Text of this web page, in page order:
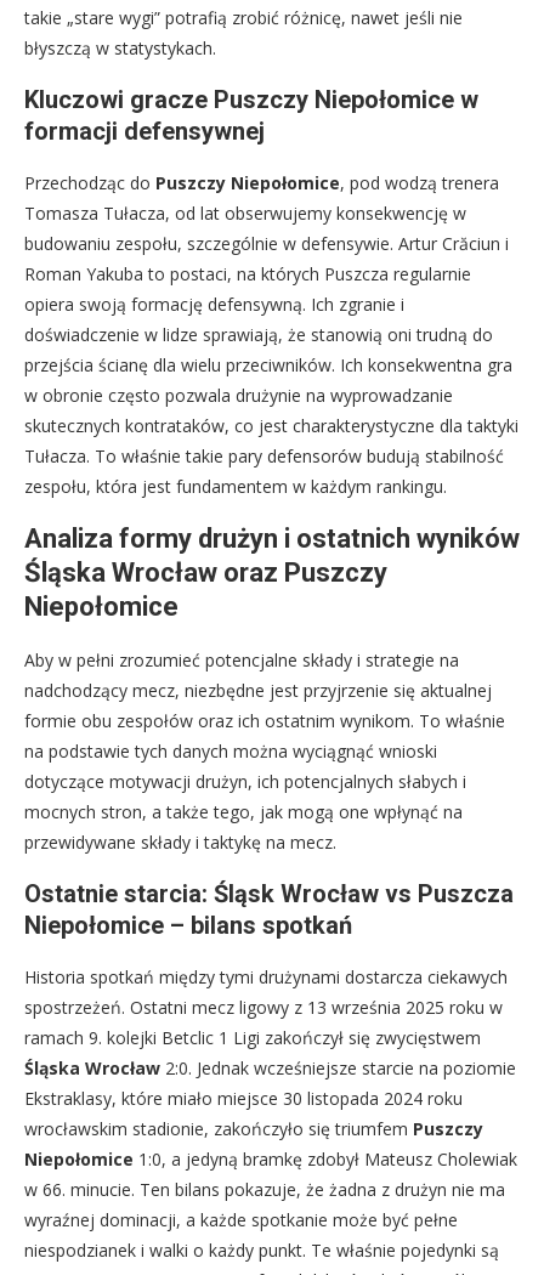
takie „stare wygi” potrafią zrobić różnicę, nawet jeśli nie
błyszczą w statystykach.
Kluczowi gracze Puszczy Niepołomice w
formacji defensywnej
Przechodząc do Puszczy Niepołomice, pod wodzą trenera
Tomasza Tułacza, od lat obserwujemy konsekwencję w
budowaniu zespołu, szczególnie w defensywie. Artur Crăciun i
Roman Yakuba to postaci, na których Puszcza regularnie
opiera swoją formację defensywną. Ich zgranie i
doświadczenie w lidze sprawiają, że stanowią oni trudną do
przejścia ścianę dla wielu przeciwników. Ich konsekwentna gra
w obronie często pozwala drużynie na wyprowadzanie
skutecznych kontrataków, co jest charakterystyczne dla taktyki
Tułacza. To właśnie takie pary defensorów budują stabilność
zespołu, która jest fundamentem w każdym rankingu.
Analiza formy drużyn i ostatnich wyników
Śląska Wrocław oraz Puszczy
Niepołomice
Aby w pełni zrozumieć potencjalne składy i strategie na
nadchodzący mecz, niezbędne jest przyjrzenie się aktualnej
formie obu zespołów oraz ich ostatnim wynikom. To właśnie
na podstawie tych danych można wyciągnąć wnioski
dotyczące motywacji drużyn, ich potencjalnych słabych i
mocnych stron, a także tego, jak mogą one wpłynąć na
przewidywane składy i taktykę na mecz.
Ostatnie starcia: Śląsk Wrocław vs Puszcza
Niepołomice – bilans spotkań
Historia spotkań między tymi drużynami dostarcza ciekawych
spostrzeżeń. Ostatni mecz ligowy z 13 września 2025 roku w
ramach 9. kolejki Betclic 1 Ligi zakończył się zwycięstwem
Śląska Wrocław 2:0. Jednak wcześniejsze starcie na poziomie
Ekstraklasy, które miało miejsce 30 listopada 2024 roku
wrocławskim stadionie, zakończyło się triumfem Puszczy
Niepołomice 1:0, a jedyną bramkę zdobył Mateusz Cholewiak
w 66. minucie. Ten bilans pokazuje, że żadna z drużyn nie ma
wyraźnej dominacji, a każde spotkanie może być pełne
niespodzianek i walki o każdy punkt. Te właśnie pojedynki są